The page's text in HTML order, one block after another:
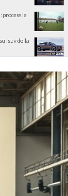
processi e
suv della